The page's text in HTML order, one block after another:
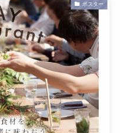
ポスター